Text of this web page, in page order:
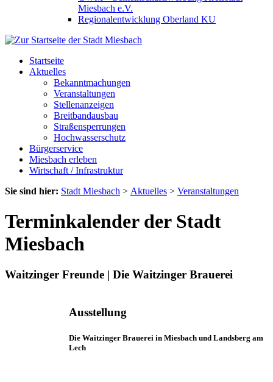
Miesbach e.V.
Regionalentwicklung Oberland KU
Startseite
Aktuelles
Bekanntmachungen
Veranstaltungen
Stellenanzeigen
Breitbandausbau
Straßensperrungen
Hochwasserschutz
Bürgerservice
Miesbach erleben
Wirtschaft / Infrastruktur
Sie sind hier: Stadt Miesbach > Aktuelles > Veranstaltungen
Terminkalender der Stadt
Miesbach
Waitzinger Freunde | Die Waitzinger Brauerei
Ausstellung
Die Waitzinger Brauerei in Miesbach und Landsberg am
Lech